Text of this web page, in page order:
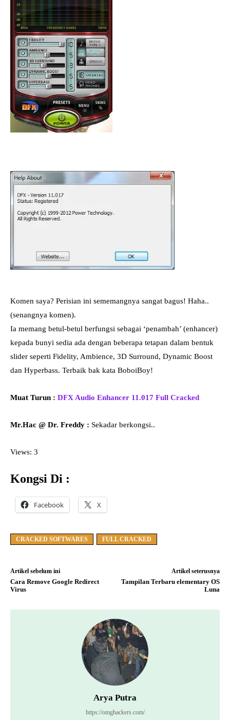
Komen saya? Perisian ini sememangnya sangat bagus! Haha..
(senangnya komen).
Ia memang betul-betul berfungsi sebagai ‘penambah’ (enhancer)
kepada bunyi sedia ada dengan beberapa tetapan dalam bentuk
slider seperti Fidelity, Ambience, 3D Surround, Dynamic Boost
dan Hyperbass. Terbaik bak kata BoboiBoy!
Muat Turun : DFX Audio Enhancer 11.017 Full Cracked
Mr.Hac @ Dr. Freddy : Sekadar berkongsi..
Views: 3
Kongsi Di :
Facebook X
CRACKED SOFTWARES FULL CRACKED
Artikel sebelum ini
Cara Remove Google Redirect
Virus
Artikel seterusnya
Tampilan Terbaru elementary OS
Luna
Arya Putra
https://omghackers.com/